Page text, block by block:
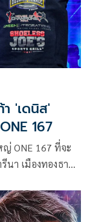
'เดนิส'
167
ONE 167 ที่จะ
นา เมืองทองธานี
ๆ ตั้งตารอ “รถถัง
ฟลายเวต (125-